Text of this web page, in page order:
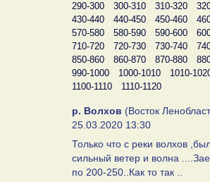
290-300
300-310 310-320
430-440
440-450 450-460
570-580
580-590 590-600
710-720
720-730 730-740
850-860
860-870 870-880
990-1000
1000-1010 1010-
1100-1110
1110-1120
р. Волхов (Восток
25.03.2020 13:30
Только что с реки волхов
сильный ветер и волна
по 200-250..Как то так ..